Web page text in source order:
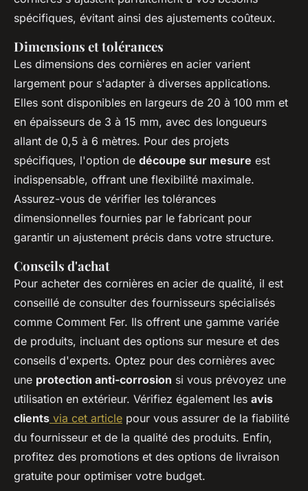
spécifiques, évitant ainsi des ajustements coûteux.
Dimensions et tolérances
Les dimensions des cornières en acier varient
largement pour s'adapter à diverses applications.
Elles sont disponibles en largeurs de 20 à 100 mm et
en épaisseurs de 3 à 15 mm, avec des longueurs
allant de 0,5 à 6 mètres. Pour des projets
spécifiques, l'option de découpe sur mesure est
indispensable, offrant une flexibilité maximale.
Assurez-vous de vérifier les tolérances
dimensionnelles fournies par le fabricant pour
garantir un ajustement précis dans votre structure.
Conseils d'achat
Pour acheter des cornières en acier de qualité, il est
conseillé de consulter des fournisseurs spécialisés
comme Comment Fer. Ils offrent une gamme variée
de produits, incluant des options sur mesure et des
conseils d'experts. Optez pour des cornières avec
une protection anti-corrosion si vous prévoyez une
utilisation en extérieur. Vérifiez également les avis
clients via cet article pour vous assurer de la fiabilité
du fournisseur et de la qualité des produits. Enfin,
profitez des promotions et des options de livraison
gratuite pour optimiser votre budget.